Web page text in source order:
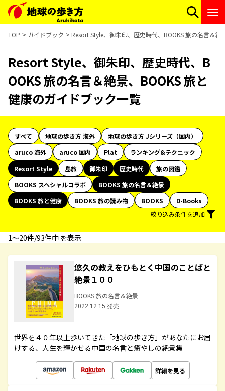
TOP ガイドブック Resort Style、御朱印、歴史時代、BOOKS 旅の名言＆
Resort Style、御朱印、歴史時代、B
OOKS 旅の名言＆絶景、BOOKS 旅と
健康のガイドブック一覧
すべて 地球の歩き方 海外
地球の歩き方 Jシリーズ（国内）
aruco 海外
aruco 国内 Plat
ランキング&テクニック
Resort Style
島旅 御朱印 歴史時代
旅の図鑑
BOOKS スペシャルコラボ
BOOKS 旅の名言＆絶景
BOOKS 旅と健康
BOOKS 旅の読み物 BOOKS
D-Books
絞り込み条件を追加
1〜20件/93件中 を表示
悠久の教えをひもとく中国のことばと
絶景１００
BOOKS 旅の名言＆絶景
2022.12.15 発売
世界を４０年以上歩いてきた「地球の歩き方」があなたにお届
けする、人生を輝かせる中国の名言と癒やしの絶景集
詳細を見る